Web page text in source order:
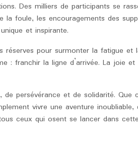
Des milliers de participants se
la foule, les encouragements des
et inspirante.
pour surmonter la fatigue et
: franchir la ligne d’arrivée. La joie et
de persévérance et de solidarité. Que
vivre une aventure inoubliable,
ceux qui osent se lancer dans